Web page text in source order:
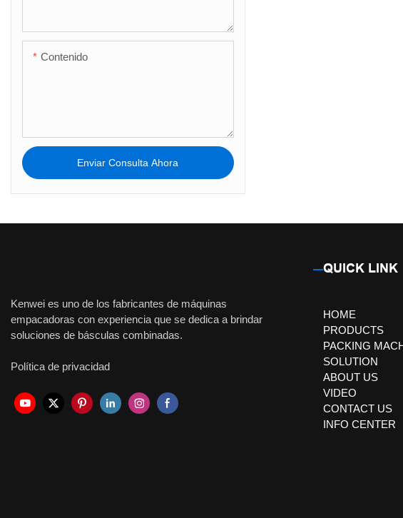
Contenido
Enviar Consulta Ahora
Kenwei es uno de los fabricantes de máquinas
empacadoras con experiencia que se dedica a brindar
soluciones de básculas combinadas.
Política de privacidad
QUICK LINK
HOME
PRODUCTS
PACKING
SOLUTION
ABOUT US
VIDEO
CONTACT US
INFO CENTER